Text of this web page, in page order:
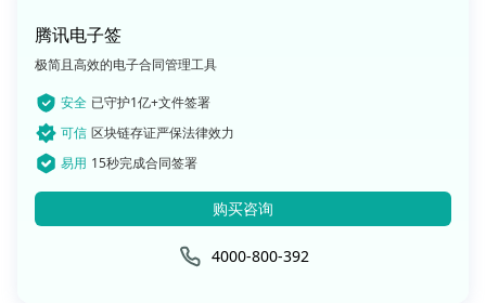
腾讯电子签
极简且高效的电子合同管理工具
安全 已守护1亿+文件签署
可信 区块链存证严保法律效力
易用 15秒完成合同签署
购买咨询
4000-800-392